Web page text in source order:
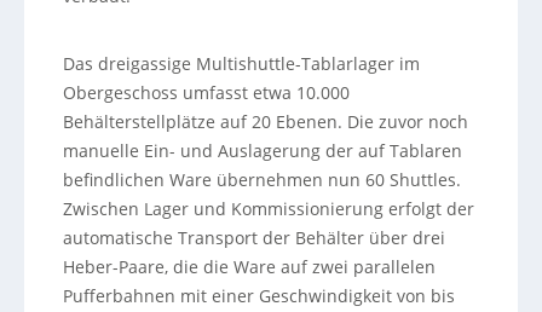
Das dreigassige Multishuttle-Tablarlager im
Obergeschoss umfasst etwa 10.000
Behälterstellplätze auf 20 Ebenen. Die zuvor noch
manuelle Ein- und Auslagerung der auf Tablaren
befindlichen Ware übernehmen nun 60 Shuttles.
Zwischen Lager und Kommissionierung erfolgt der
automatische Transport der Behälter über drei
Heber-Paare, die die Ware auf zwei parallelen
Pufferbahnen mit einer Geschwindigkeit von bis